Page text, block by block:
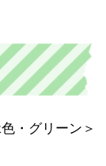
・グリーン＞